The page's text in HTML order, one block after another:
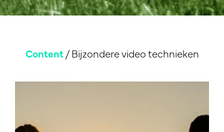
Content/Bijzondere video technieken